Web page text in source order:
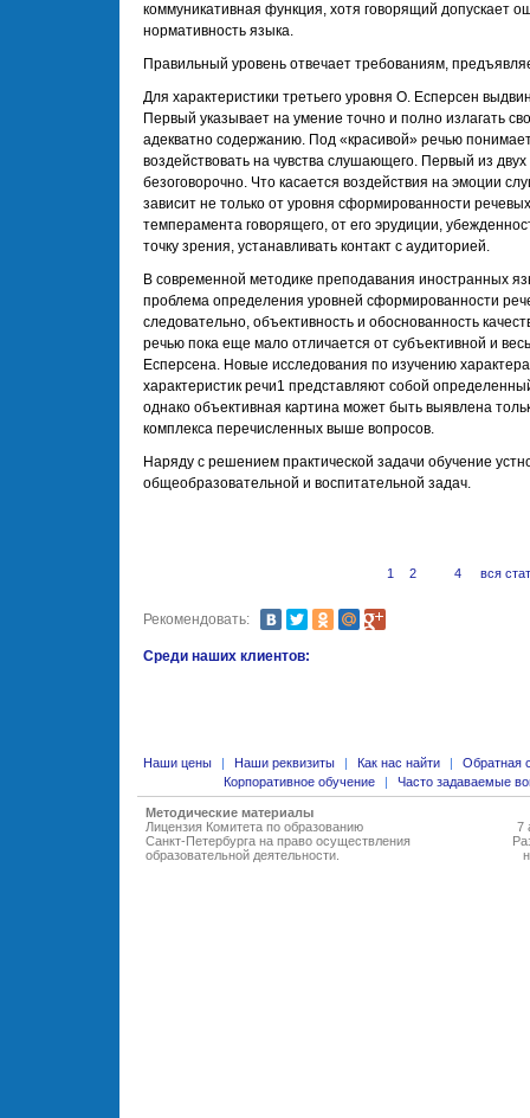
коммуникативная функция, хотя говорящий допускает
нормативность языка.
Правильный уровень отвечает требованиям,
Для характеристики третьего уровня О. Есперсен
Первый указывает на умение точно и полно излагать
адекватно содержанию. Под «красивой» речью
воздействовать на чувства слушающего. Первый из
безоговорочно. Что касается воздействия на эмоции
зависит не только от уровня сформированности
темперамента говорящего, от его эрудиции,
точку зрения, устанавливать контакт с аудиторией.
В современной методике преподавания иностранных
проблема определения уровней сформированности
следовательно, объективность и обоснованность
речью пока еще мало отличается от субъективной и
Есперсена. Новые исследования по изучению
характеристик речи1 представляют собой
однако объективная картина может быть выявлена
комплекса перечисленных выше вопросов.
Наряду с решением практической задачи обучение
общеобразовательной и воспитательной задач.
1 2 4 вся
Рекомендовать:
Среди наших клиентов:
Наши цены | Наши реквизиты | Как нас найти |
Обратная
Корпоративное обучение
| Часто задаваемые
Методические материалы
Лицензия Комитета по образованию
Санкт-Петербурга на право осуществления
образовательной деятельности
7